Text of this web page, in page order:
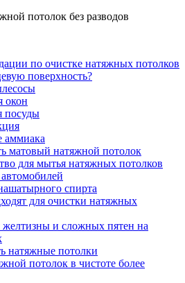
по очистке натяжных потолков
поверхность?
окон
посуды
аммиака
матовый натяжной потолок
для мытья натяжных потолков
спирта
для очистки натяжных
желтизны и сложных пятен на
натяжные потолки
потолок в чистоте более